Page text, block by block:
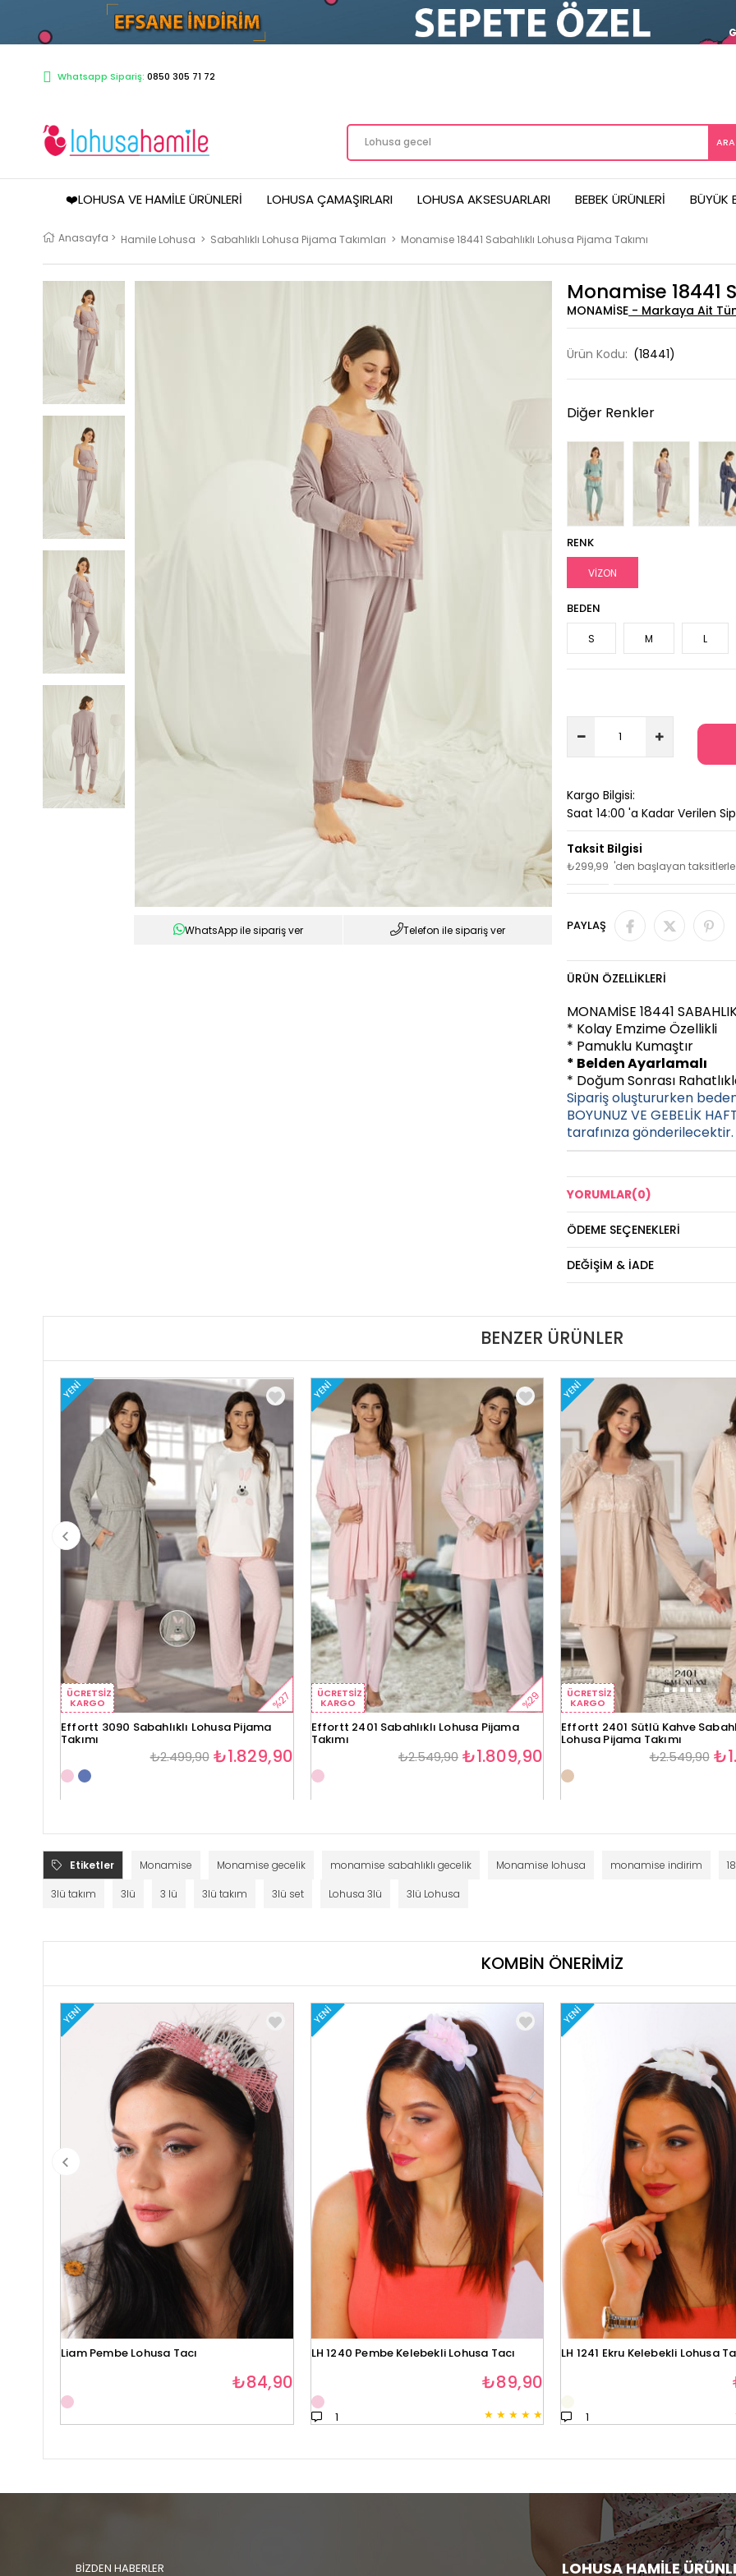
Whatsapp Sipariş: 0850 305 71 72
❤️LOHUSA VE HAMILE ÜRÜNLERI LOHUSA ÇAMAŞIRLARI LOHUSA AKSESUARLARI BEBEK ÜRÜNLERI BÜYÜK
Anasayfa > Hamile Lohusa > Sabahlıklı Lohusa Pijama Takımları > Monamise 18441 Sabahlıklı Lohusa Pijama Takımı
Telefon ile sipariş ver
WhatsApp ile sipariş ver
Monamise 18441
MONAMISE
Ürün Kodu: (18441)
Diğer Renkler
RENK
VİZON
BEDEN
S M L
Kargo Bilgisi:
Saat 14:00 'a Kadar Verilen
₺299,99 'den başlayan taksitlerle
PAYLAŞ
ÜRÜN ÖZELLIKLERI
MONAMİSE 18441
* Kolay Emzime Özellikli
* Pamuklu Kumaştır
* Belden Ayarlamalı
* Doğum Sonrası
Sipariş oluştururken
BOYUNUZ VE GEBELİK
tarafınıza gönderilecektir.
YORUMLAR(0)
ÖDEME SEÇENEKLERI
DEĞIŞIM & İADE
BENZER ÜRÜNLER
ÜCRETSIZ
KARGO
YENI
%27
Effortt 3090 Sabahlıklı Lohusa Pijama
Takımı
₺1.829,90
₺2.499,90
ÜCRETSIZ
KARGO
YENI
%29
Effortt 2401 Sabahlıklı Lohusa Pijama
Takımı
₺1.809,90
₺2.549,90
ÜCRETSIZ
KARGO
YENI
Effortt 2401 Sütlü Kahve
Lohusa Pijama Takımı
₺2.549,90
Etiketler Monamise Monamise gecelik monamise sabahlıklı gecelik Monamise lohusa monamise indirim
3lü takım 3lü 3 lü 3lü takım 3lü set Lohusa 3lü 3lü Lohusa
KOMBİN ÖNERİMİZ
YENI
Liam Pembe Lohusa Tacı
₺84,90
YENI
LH 1240 Pembe Kelebekli Lohusa Tacı
★ ★ ★ ★ ★
1
₺89,90
YENI
LH 1241 Ekru Kelebekli Lohusa
1
BİZDEN HABERLER LOHUSA HAMİLE